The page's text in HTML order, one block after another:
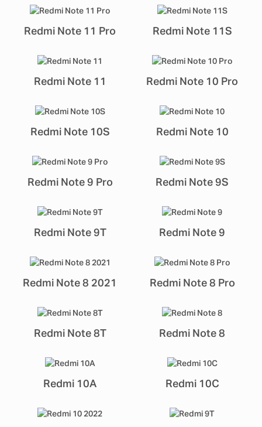
Redmi Note 11 Pro Redmi Note 11S
Redmi Note 11 Redmi Note 10 Pro
Redmi Note 10S Redmi Note 10
Redmi Note 9 Pro Redmi Note 9S
Redmi Note 9T Redmi Note 9
Redmi Note 8 2021 Redmi Note 8 Pro
Redmi Note 8T Redmi Note 8
Redmi 10A Redmi 10C